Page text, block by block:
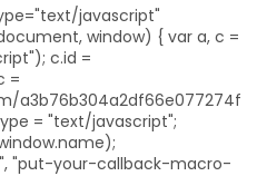
javascript"
window) { var a, c =
c.id =
=
a3b76b304a2df66e077274f
= "text/javascript";
"put-your-callback-macro-